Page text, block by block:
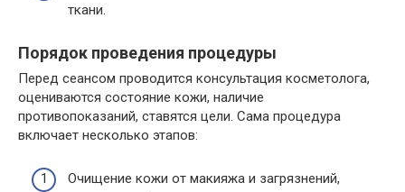
ткани.
Порядок проведения процедуры
Перед сеансом проводится консультация косметолога,
оцениваются состояние кожи, наличие
противопоказаний, ставятся цели. Сама процедура
включает несколько этапов:
Очищение кожи от макияжа и загрязнений,